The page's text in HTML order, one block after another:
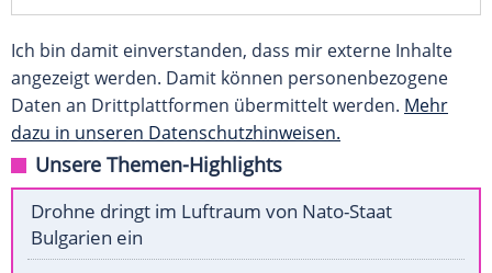
Ich bin damit einverstanden, dass mir externe Inhalte
angezeigt werden. Damit können personenbezogene
Daten an Drittplattformen übermittelt werden. Mehr
dazu in unseren Datenschutzhinweisen.
Unsere Themen-Highlights
Drohne dringt im Luftraum von Nato-Staat
Bulgarien ein